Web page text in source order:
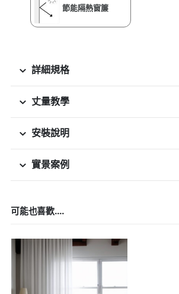
節能隔熱窗簾
詳細規格
丈量教學
安裝說明
實景案例
可能也喜歡....